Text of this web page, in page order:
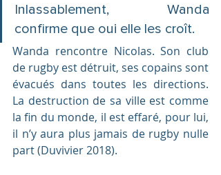
Inlassablement, Wanda
confirme que oui elle les croît.
Wanda rencontre Nicolas. Son club
de rugby est détruit, ses copains sont
évacués dans toutes les directions.
La destruction de sa ville est comme
la fin du monde, il est effaré, pour lui,
il n’y aura plus jamais de rugby nulle
part (Duvivier 2018).